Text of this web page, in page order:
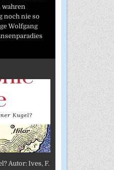
wahren
noch nie so
Wolfgang
Autor: Ives, F.